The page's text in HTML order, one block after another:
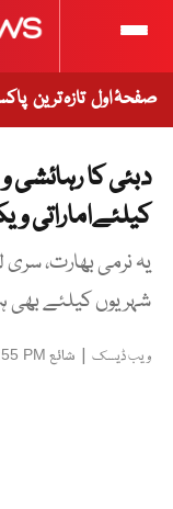
صفحۂ اول تازہ ترین
دبئی کا رہائشی
کیلئےاماراتی
یہ نرمی بھارت، سری
شہریوں کیلئے بھی
ویب ڈیسک | شائع PM